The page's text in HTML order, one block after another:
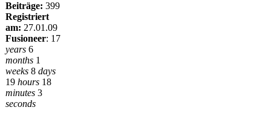
Beiträge: 399
Registriert
am: 27.01.09
Fusioneer: 17
years 6
months 1
weeks 8 days
19 hours 18
minutes 3
seconds